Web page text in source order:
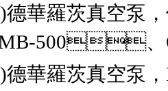
德華羅茨真空泵
500、
德華羅茨真空